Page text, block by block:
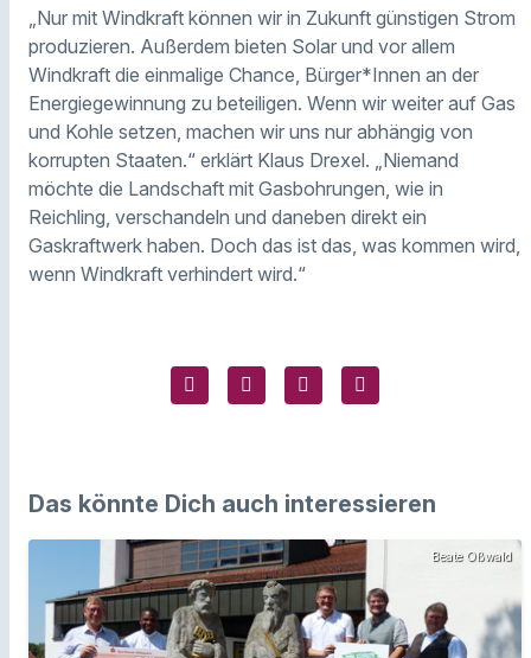
„Nur mit Windkraft können wir in Zukunft günstigen Strom
produzieren. Außerdem bieten Solar und vor allem
Windkraft die einmalige Chance, Bürger*Innen an der
Energiegewinnung zu beteiligen. Wenn wir weiter auf Gas
und Kohle setzen, machen wir uns nur abhängig von
korrupten Staaten.“ erklärt Klaus Drexel. „Niemand
möchte die Landschaft mit Gasbohrungen, wie in
Reichling, verschandeln und daneben direkt ein
Gaskraftwerk haben. Doch das ist das, was kommen wird,
wenn Windkraft verhindert wird.“
Das könnte Dich auch interessieren
Beate Oßwald